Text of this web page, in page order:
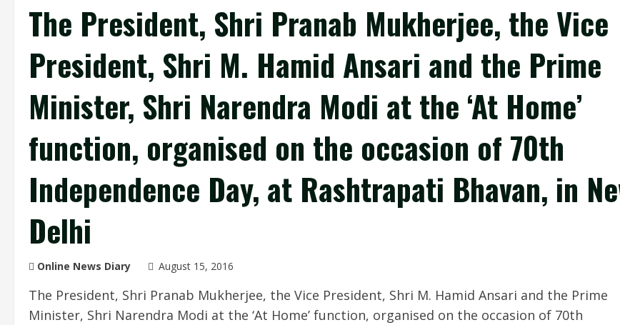
The President, Shri Pranab Mukherjee, the Vice
President, Shri M. Hamid Ansari and the Prime
Minister, Shri Narendra Modi at the ‘At Home’
function, organised on the occasion of 70th
Independence Day, at Rashtrapati Bhavan, in
Delhi
Online News Diary August 15, 2016
The President, Shri Pranab Mukherjee, the Vice President, Shri M. Hamid Ansari and the Prime
Minister, Shri Narendra Modi at the ‘At Home’ function, organised on the occasion of 70th